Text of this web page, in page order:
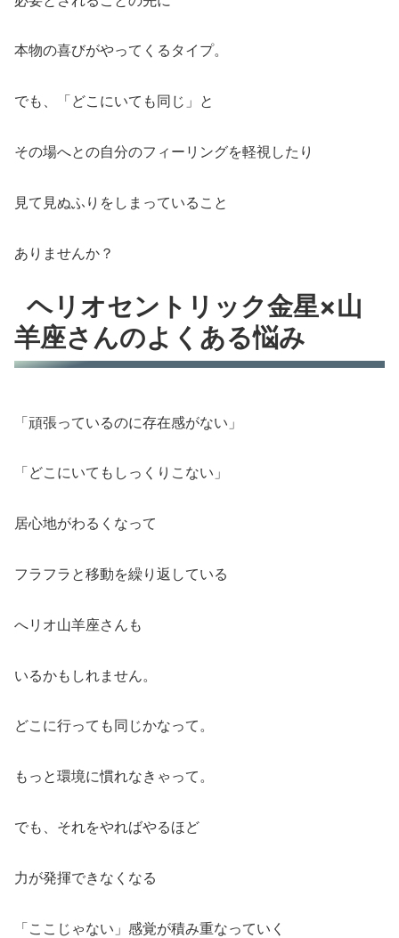
本物の喜びがやってくるタイプ。
でも、「どこにいても同じ」と
その場へとの自分のフィーリングを軽視したり
見て見ぬふりをしまっていること
ありませんか？
ヘリオセントリック金星×山
羊座さんのよくある悩み
「頑張っているのに存在感がない」
「どこにいてもしっくりこない」
居心地がわるくなって
フラフラと移動を繰り返している
へリオ山羊座さんも
いるかもしれません。
どこに行っても同じかなって。
もっと環境に慣れなきゃって。
でも、それをやればやるほど
力が発揮できなくなる
「ここじゃない」感覚が積み重なっていく